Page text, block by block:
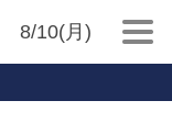
8/10(月)